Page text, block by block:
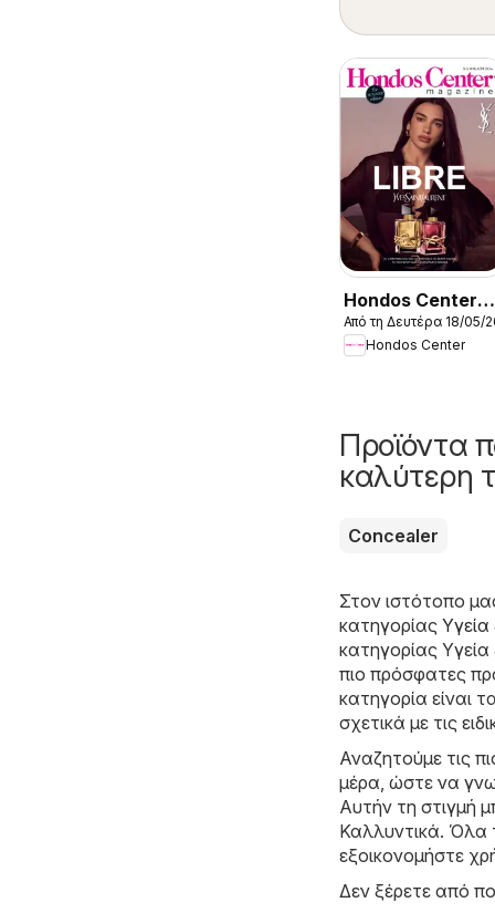
Hondos Center
Kατάλογος
Summer 2026
Από τη Δευτέρα 18/05/
Hondos Center
Προϊόντα
καλύτερη
Concealer
Στον ιστότοπο
κατηγορίας
κατηγορίας
πιο πρόσφατες
κατηγορία είναι
σχετικά με τις
Αναζητούμε τις
μέρα, ώστε να
Αυτήν τη στιγμή
Καλλυντικά. Όλα
εξοικονομήστε
Δεν ξέρετε από